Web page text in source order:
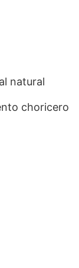
natural
choricero